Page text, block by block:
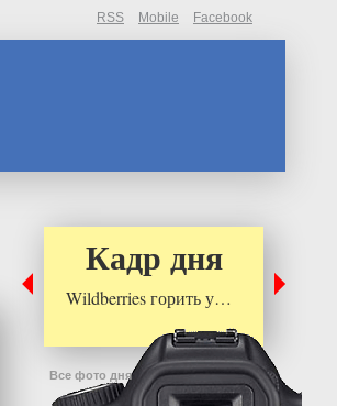
RSS Mobile Facebook
Кадр дня
Wildberries горить у…
Все фото дня